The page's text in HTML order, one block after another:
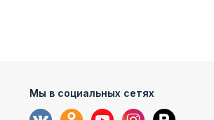
Мы в социальных сетях